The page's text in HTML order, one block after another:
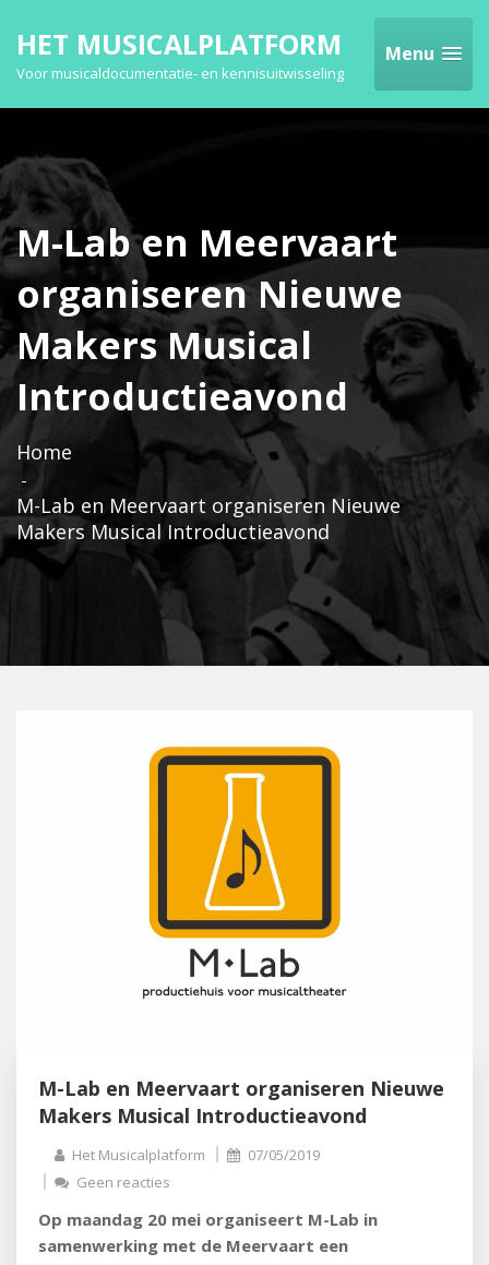
HET MUSICALPLATFORM
Voor musicaldocumentatie- en kennisuitwisseling
Menu
M-Lab en Meervaart
organiseren Nieuwe
Makers Musical
Introductieavond
Home
M-Lab en Meervaart organiseren Nieuwe
Makers Musical Introductieavond
M-Lab en Meervaart organiseren Nieuwe
Makers Musical Introductieavond
Het Musicalplatform
07/05/2019
Geen reacties
Op maandag 20 mei organiseert M-Lab in
samenwerking met de Meervaart een